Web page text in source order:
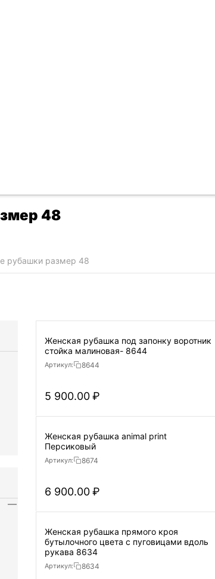
48
рубашки размер 48
Женская рубашка под запонку воротник
стойка малиновая- 8644
Артикул: 8644
5 900.00₽
Женская рубашка animal print
Персиковый
Артикул: 8674
6 900.00₽
Женская рубашка прямого кроя
бутылочного цвета с пуговицами вдоль
рукава 8634
Артикул: 8634